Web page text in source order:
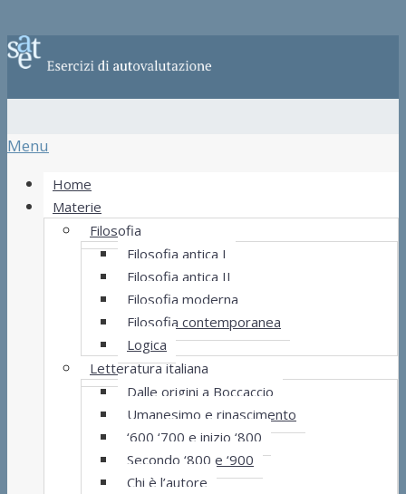
Menu
Home
Materie
Filosofia
Filosofia antica I
Filosofia antica II
Filosofia moderna
Filosofia contemporanea
Logica
Letteratura italiana
Dalle origini a Boccaccio
Umanesimo e rinascimento
‘600 ‘700 e inizio ‘800
Secondo ‘800 e ‘900
Chi è l’autore